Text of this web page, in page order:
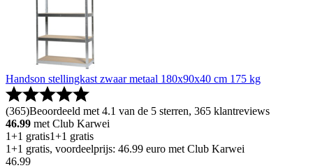
Handson stellingkast zwaar metaal 180x90x40 cm 175 kg
(365)Beoordeeld met 4.1 van de 5 sterren, 365 klantreviews
46.99 met Club Karwei
1+1 gratis1+1 gratis
1+1 gratis, voordeelprijs: 46.99 euro met Club Karwei
46.99